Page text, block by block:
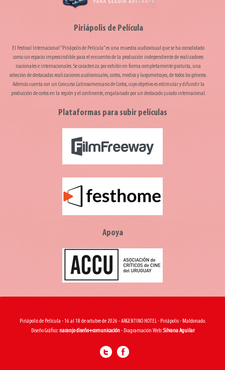
Piriápolis de Película
El Festival Internacional “Piriápolis de Película” es una muestra audiovisual que se ha consolidado
como un espacio imprescindible para el encuentro de la producción independiente de realizadores
nacionales e internacionales. Se caracteriza por exhibir en forma completamente gratuita, una
selección de destacadas realizaciones audiovisuales, cortos, medios y largometrajes, de todos los géneros.
Además cuenta con un Concurso Latinoamericano de Cortos, cuyo objetivo es estimular y difundir la
producción de cortos en la región y el continente, engalanado por un destacado jurado internacional.
Plataformas para subir películas
Apoya
Piriápolis de Película - 16 al 18 de octubre de 2026 - ARGENTINO HOTEL - Piriápolis - Maldonado.
Diseño Gráfico: naranjo diseño+comunicación- Diagramación Web:Silvana Aguilar